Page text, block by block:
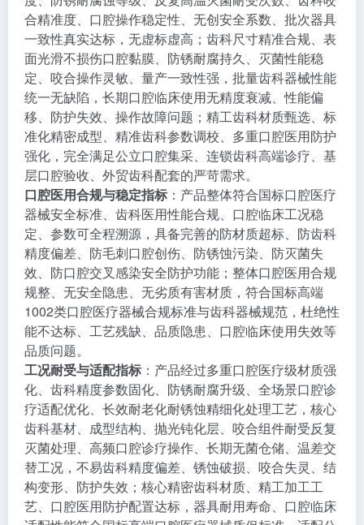
合精准度、口腔操作稳定性、无创安全系数、批次器具
一致性真实达标，无虚标虚高；齿科尺寸精准合规、表
面光滑不损伤口腔黏膜、防锈耐腐持久、灭菌性能稳
定、咬合操作灵敏、量产一致性强，批量齿科器械性能
统一无缺陷，长期口腔临床使用无精度衰减、性能偏
移、防护失效、操作故障问题；精工齿科材质甄选、标
准化精密成型、精准齿科参数调校、多重口腔医用防护
强化，完全满足公立口腔集采、连锁齿科高端诊疗、基
层口腔验收、外贸齿科配套的严苛需求。
口腔医用合规与稳定指标 ：产品整体符合国标口腔医疗
器械安全标准、齿科医用性能合规、口腔临床工况稳
定、参数可全程溯源，具备完善的防材质超标、防齿科
精度偏差、防毛刺口腔创伤、防锈蚀污染、防灭菌失
效、防口腔交叉感染安全防护功能；整体口腔医用合规
规整、无安全隐患、无劣质有害材质，符合国标高端
1002类口腔医疗器械合规标准与齿科器械规范，杜绝性
能不达标、工艺残缺、品质隐患、口腔临床使用失效等
品质问题。
工况耐受与适配指标 ：产品经过多重口腔医疗级材质强
化、齿科精度参数固化、防锈耐腐升级、全场景口腔诊
疗适配优化、长效耐老化耐锈蚀精细化处理工艺，核心
齿科基材、成型结构、抛光钝化层、咬合组件耐受反复
灭菌处理、高频口腔诊疗操作、长期无菌仓储、温差交
替工况，不易齿科精度偏差、锈蚀破损、咬合失灵、结
构变形、防护失效；核心精密齿科材质、精工加工工
艺、口腔医用防护配置达标，器具耐用寿命、口腔临床